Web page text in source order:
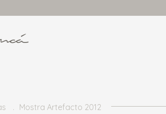
Mostra Artefacto 2012